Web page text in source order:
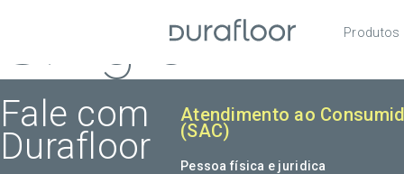
Produtos
Single
Fale com
Durafloor
Atendimento ao
(SAC)
Pessoa física e juridica